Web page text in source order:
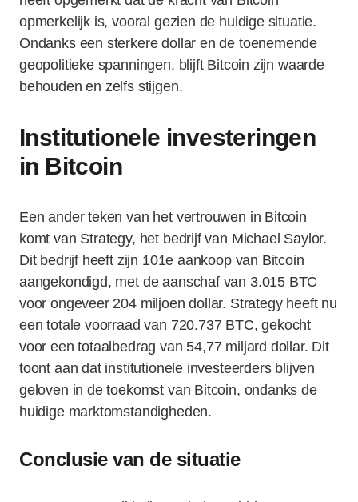
opmerkelijk is, vooral gezien de huidige situatie.
Ondanks een sterkere dollar en de toenemende
geopolitieke spanningen, blijft Bitcoin zijn waarde
behouden en zelfs stijgen.
Institutionele investeringen
in Bitcoin
Een ander teken van het vertrouwen in Bitcoin
komt van Strategy, het bedrijf van Michael Saylor.
Dit bedrijf heeft zijn 101e aankoop van Bitcoin
aangekondigd, met de aanschaf van 3.015 BTC
voor ongeveer 204 miljoen dollar. Strategy heeft nu
een totale voorraad van 720.737 BTC, gekocht
voor een totaalbedrag van 54,77 miljard dollar. Dit
toont aan dat institutionele investeerders blijven
geloven in de toekomst van Bitcoin, ondanks de
huidige marktomstandigheden.
Conclusie van de situatie